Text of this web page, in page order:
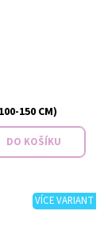
150 CM)
VÍCE VARIANT